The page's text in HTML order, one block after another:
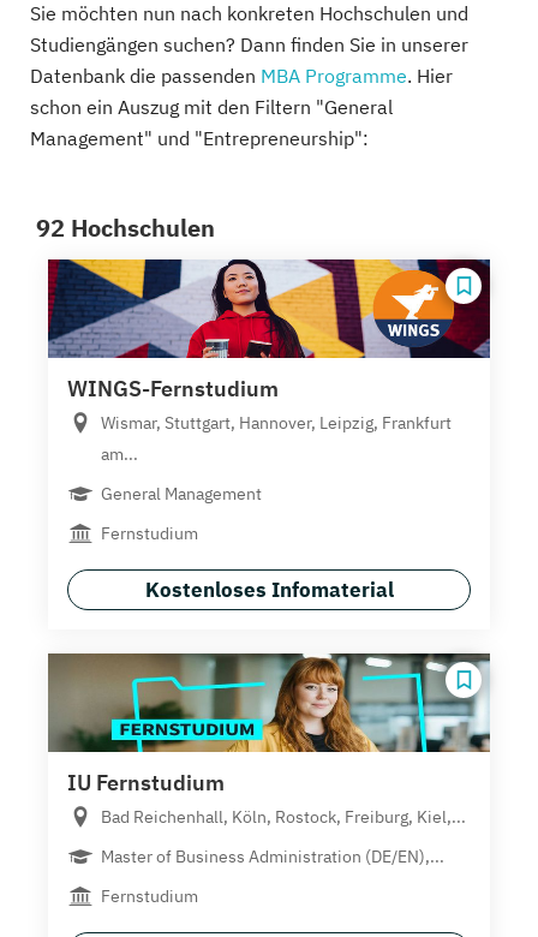
Sie möchten nun nach konkreten Hochschulen und
Studiengängen suchen? Dann finden Sie in unserer
Datenbank die passenden MBA Programme. Hier
schon ein Auszug mit den Filtern "General
Management" und "Entrepreneurship":
92 Hochschulen
WINGS-Fernstudium
Wismar, Stuttgart, Hannover, Leipzig, Frankfurt
am...
General Management
Fernstudium
Kostenloses Infomaterial
IU Fernstudium
Bad Reichenhall, Köln, Rostock, Freiburg, Kiel,...
Master of Business Administration (DE/EN),...
Fernstudium